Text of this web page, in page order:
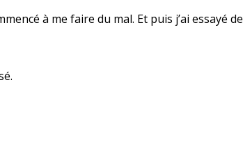
à me faire du mal. Et puis j’ai essayé de